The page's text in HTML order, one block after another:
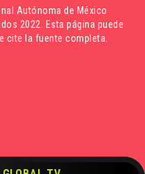
Autónoma de México
2022. Esta página puede
cite la fuente completa.